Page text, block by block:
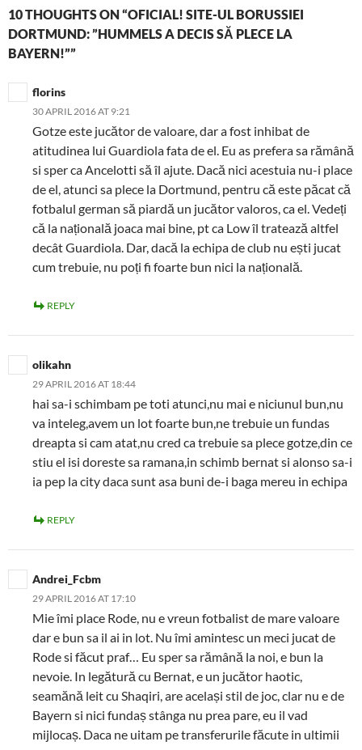
10 THOUGHTS ON “OFICIAL! SITE-UL BORUSSIEI
DORTMUND: ”HUMMELS A DECIS SĂ PLECE LA
BAYERN!””
florins
30 APRIL 2016 AT 9:21
Gotze este jucător de valoare, dar a fost inhibat de
atitudinea lui Guardiola fata de el. Eu as prefera sa rămână
si sper ca Ancelotti să îl ajute. Dacă nici acestuia nu-i place
de el, atunci sa plece la Dortmund, pentru că este păcat că
fotbalul german să piardă un jucător valoros, ca el. Vedeți
că la națională joaca mai bine, pt ca Low îl tratează altfel
decât Guardiola. Dar, dacă la echipa de club nu ești jucat
cum trebuie, nu poți fi foarte bun nici la națională.
REPLY
olikahn
29 APRIL 2016 AT 18:44
hai sa-i schimbam pe toti atunci,nu mai e niciunul bun,nu
va inteleg,avem un lot foarte bun,ne trebuie un fundas
dreapta si cam atat,nu cred ca trebuie sa plece gotze,din ce
stiu el isi doreste sa ramana,in schimb bernat si alonso sa-i
ia pep la city daca sunt asa buni de-i baga mereu in echipa
REPLY
Andrei_Fcbm
29 APRIL 2016 AT 17:10
Mie îmi place Rode, nu e vreun fotbalist de mare valoare
dar e bun sa il ai in lot. Nu îmi amintesc un meci jucat de
Rode si făcut praf… Eu sper sa rămână la noi, e bun la
nevoie. In legătură cu Bernat, e un jucător haotic,
seamănă leit cu Shaqiri, are același stil de joc, clar nu e de
Bayern si nici fundaș stânga nu prea pare, eu il vad
mijlocaș. Daca ne uitam pe transferurile făcute in ultimii